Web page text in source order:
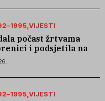
VIJESTI
počast žrtvama
i podsjetila na
Skočića
VIJESTI